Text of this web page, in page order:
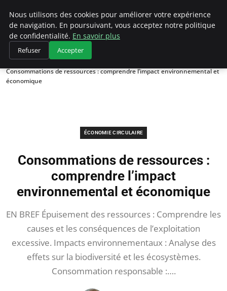
Climategatecountryclub.com
Accueil
Économie circulaire
Consommations de ressources : comprendre l’impact environnemental et
économique
ÉCONOMIE CIRCULAIRE
Consommations de ressources :
comprendre l’impact
environnemental et économique
EN BREF Épuisement des ressources : Comprendre les
causes et les conséquences de l’exploitation
excessive. Impacts environnementaux : Analyse des
effets sur la biodiversité et les écosystèmes.
Consommation responsable :….
Nous utilisons des cookies pour améliorer votre expérience
de navigation. En poursuivant, vous acceptez notre politique
de confidentialité. En savoir plus
Refuser Accepter